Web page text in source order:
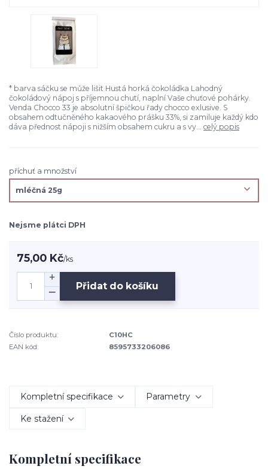
* barva sáčku se může lišit Hustá horká čokoládka Lahodný
čokoládový nápoj s příjemnou chutí, naplní Vaše chuťové pohárky.
Venda Chocco 33 je absolutní špičkou řady chocco exlusive. S
obsahem odtučněného kakaového prášku 33%, si zamiluje každý kdo
dáva přednost nápoji s nižším obsahem cukru a s vy... celý popis
příchuť a množství
Nejsme plátci DPH
75,00 Kč/ks
Přidat do košíku
Číslo produktu:
C10HC
EAN kód:
8595733206086
Kompletní specifikace Parametry
Ke stažení
Kompletní specifikace